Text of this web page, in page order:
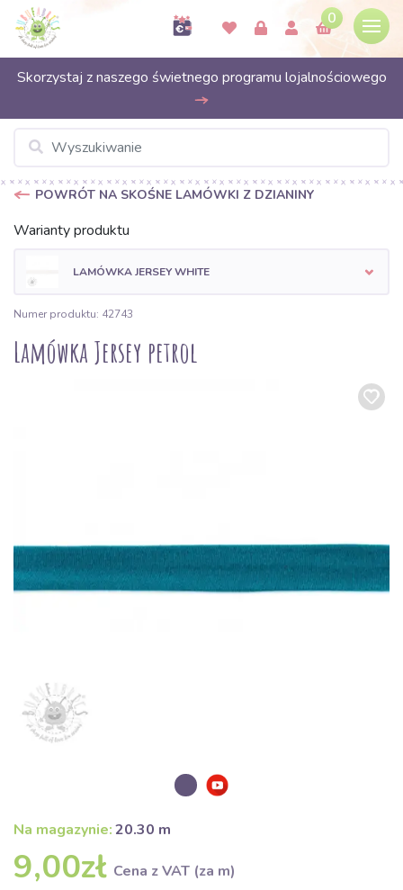
0
Skorzystaj z naszego świetnego programu lojalnościowego
POWRÓT NA SKOŚNE LAMÓWKI Z DZIANINY
Warianty produktu
LAMÓWKA JERSEY WHITE
Numer produktu: 42743
Lamówka Jersey petrol
Na magazynie:20.30 m
9,00zł Cena z VAT (za m)